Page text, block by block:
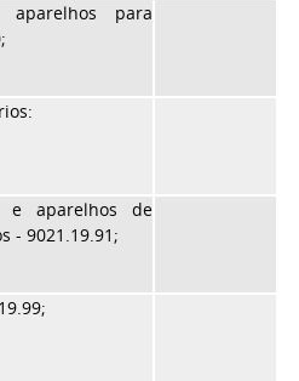
para
aparelhos de
- 9021.19.91;